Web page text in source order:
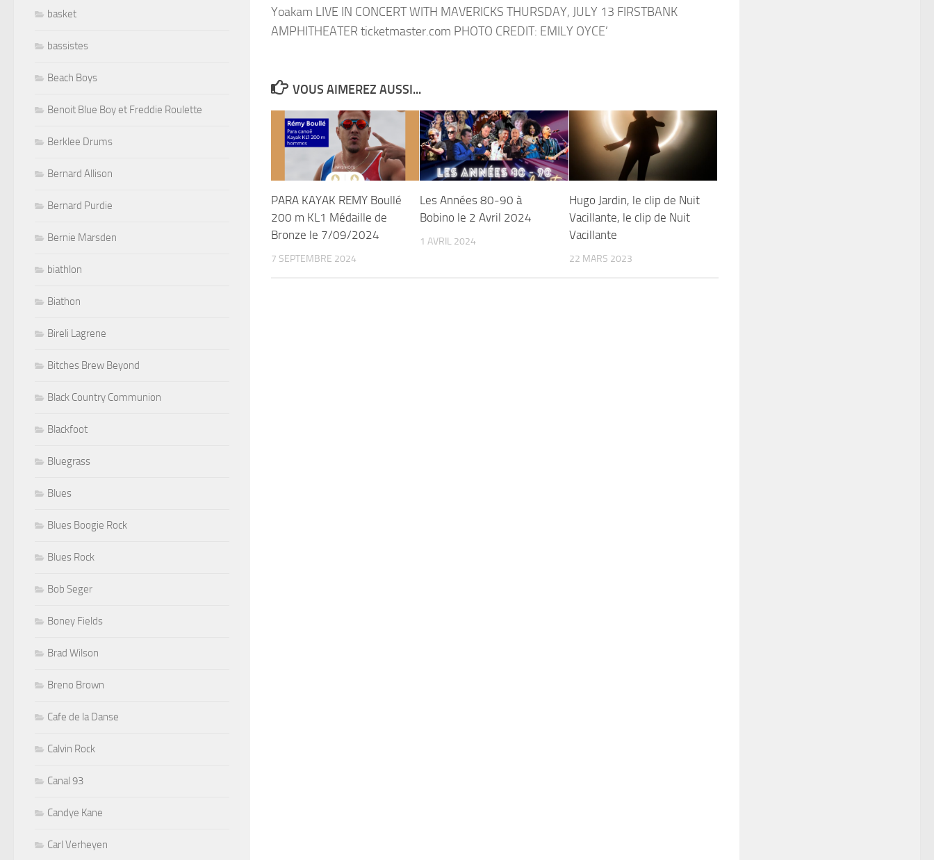
VOUS AIMEREZ AUSSI...
PARA KAYAK REMY Boullé
200 m KL1 Médaille de
Bronze le 7/09/2024
7 SEPTEMBRE 2024
Les Années 80-90 à
Bobino le 2 Avril 2024
1 AVRIL 2024
Hugo Jardin, le clip de Nuit
Vacillante, le clip de Nuit
Vacillante
22 MARS 2023
basket
bassistes
Beach Boys
Benoit Blue Boy et Freddie Roulette
Berklee Drums
Bernard Allison
Bernard Purdie
Bernie Marsden
biathlon
Biathon
Bireli Lagrene
Bitches Brew Beyond
Black Country Communion
Blackfoot
Bluegrass
Blues
Blues Boogie Rock
Blues Rock
Bob Seger
Boney Fields
Brad Wilson
Breno Brown
Cafe de la Danse
Calvin Rock
Canal 93
Candye Kane
Carl Verheyen